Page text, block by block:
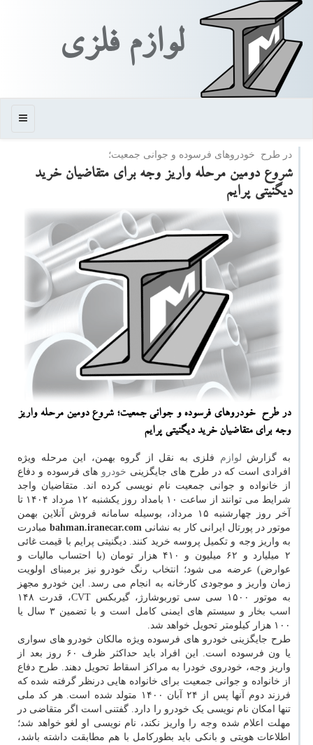
لوازم فلزی
منو
در طرح خودروهای فرسوده و جوانی جمعیت؛
شروع دومین مرحله واریز وجه برای متقاضیان خرید
دیگنیتی پرایم
در طرح خودروهای فرسوده و جوانی جمعیت؛ شروع دومین مرحله واریز
وجه برای متقاضیان خرید دیگنیتی پرایم
به گزارش لوازم فلزی به نقل از گروه بهمن، این مرحله ویژه
افرادی است که در طرح های جایگزینی خودرو های فرسوده و دفاع
از خانواده و جوانی جمعیت نام نویسی کرده اند. متقاضیان واجد
شرایط می توانند از ساعت ۱۰ بامداد روز یکشنبه ۱۲ مرداد ۱۴۰۴ تا
آخر روز چهارشنبه ۱۵ مرداد، بوسیله سامانه فروش آنلاین بهمن
موتور در پورتال ایرانی کار به نشانی
مبادرت
به واریز وجه و تکمیل پروسه خرید کنند. دیگنیتی پرایم با قیمت غائی
۲ میلیارد و ۶۲ میلیون و ۴۱۰ هزار تومان (با احتساب مالیات و
عوارض) عرضه می شود؛ انتخاب رنگ خودرو نیز برمبنای اولویت
زمان واریز و موجودی کارخانه به انجام می رسد. این خودرو مجهز
به موتور ۱۵۰۰ سی سی توربوشارژ، گیربکس CVT، قدرت ۱۴۸
اسب بخار و سیستم های ایمنی کامل است و با تضمین ۳ سال یا
۱۰۰ هزار کیلومتر تحویل خواهد شد.
طرح جایگزینی خودرو های فرسوده ویژه مالکان خودرو های سواری
یا ون فرسوده است. این افراد باید حداکثر ظرف ۶۰ روز بعد از
واریز وجه، خودروی خودرا به مراکز اسقاط تحویل دهند. طرح دفاع
از خانواده و جوانی جمعیت برای خانواده هایی درنظر گرفته شده که
فرزند دوم آنها پس از ۲۴ آبان ۱۴۰۰ متولد شده است. هر کد ملی
تنها امکان نام نویسی یک خودرو را دارد. گفتنی است اگر متقاضی در
مهلت اعلام شده وجه را واریز نکند، نام نویسی او لغو خواهد شد؛
اطلاعات هویتی و بانکی باید بطورکامل با هم مطابقت داشته باشد،